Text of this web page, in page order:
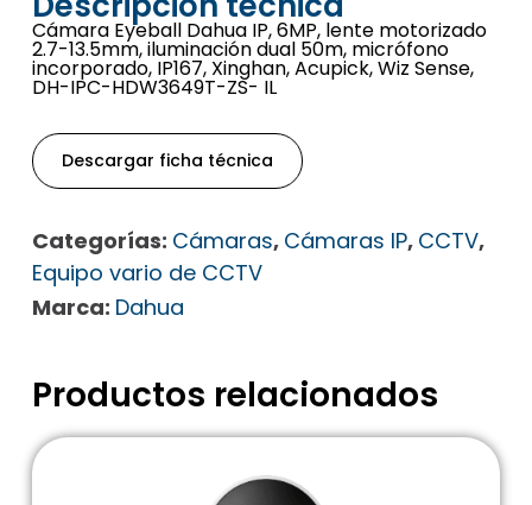
Cámara Eyeball Dahua IP, 6MP, lente motorizado
2.7-13.5mm, iluminación dual 50m, micrófono
incorporado, IP167, Xinghan, Acupick, Wiz Sense,
DH-IPC-HDW3649T-ZS- IL
Descargar ficha técnica
Categorías: Cámaras, Cámaras IP, CCTV,
Equipo vario de CCTV
Marca: Dahua
Productos relacionados